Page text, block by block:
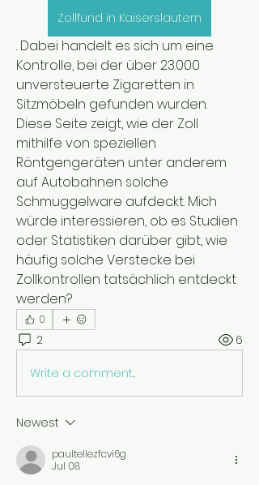
Zollfund in Kaiserslautern
. Dabei handelt es sich um eine
Kontrolle, bei der über 23.000
unversteuerte Zigaretten in
Sitzmöbeln gefunden wurden.
Diese Seite zeigt, wie der Zoll
mithilfe von speziellen
Röntgengeräten unter anderem
auf Autobahnen solche
Schmuggelware aufdeckt. Mich
würde interessieren, ob es Studien
oder Statistiken darüber gibt, wie
häufig solche Verstecke bei
Zollkontrollen tatsächlich entdeckt
werden?
0
2 6
Write a comment...
Newest
paultellezfcvi6g
Jul 08